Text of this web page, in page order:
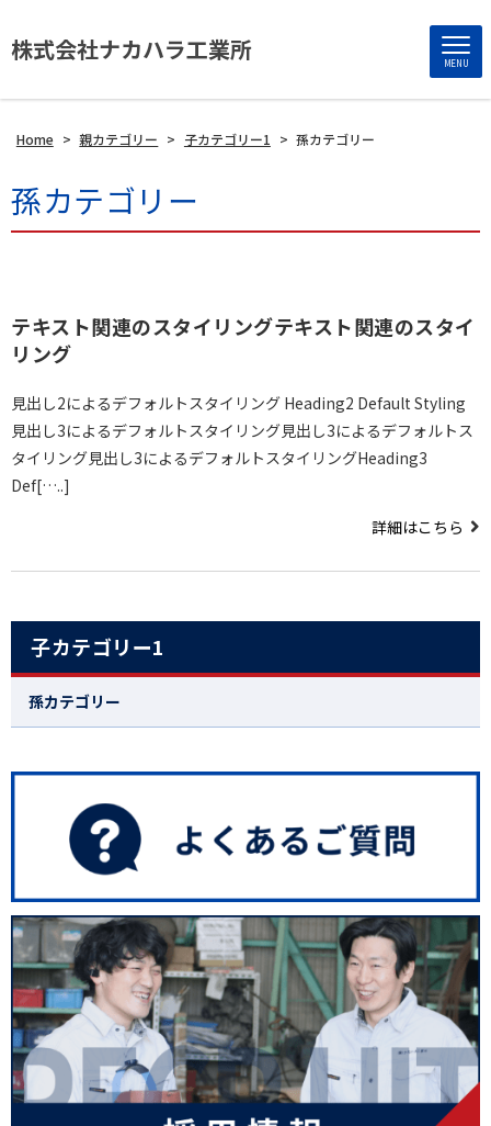
株式会社ナカハラ工業所 MENU
Home > 親カテゴリー > 子カテゴリー1 > 孫カテゴリー
孫カテゴリー
テキスト関連のスタイリングテキスト関連のスタイ
リング
見出し2によるデフォルトスタイリング Heading2 Default Styling
見出し3によるデフォルトスタイリング見出し3によるデフォルトス
タイリング見出し3によるデフォルトスタイリングHeading3
Def[…..]
詳細はこちら
子カテゴリー1
孫カテゴリー